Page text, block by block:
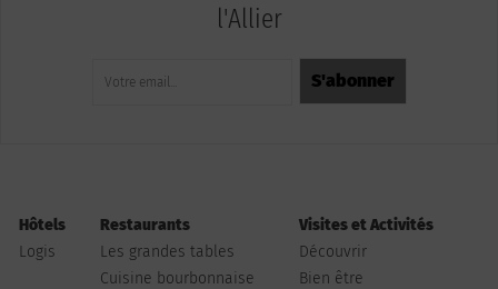
l'Allier
Hôtels
Logis
Restaurants
Les grandes tables
Cuisine bourbonnaise
Visites et Activités
Découvrir
Bien être